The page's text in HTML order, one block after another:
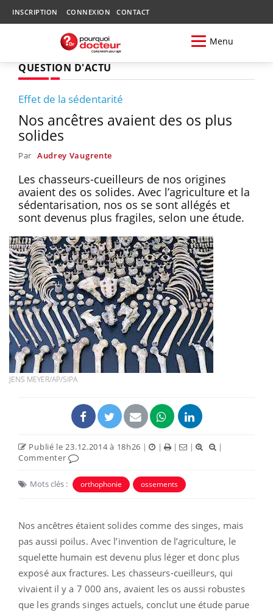
INSCRIPTION CONNEXION CONTACT
Menu
QUESTION D'ACTU
Effet de la sédentarité
Nos ancêtres avaient des os plus
solides
Par Audrey Vaugrente
Les chasseurs-cueilleurs de nos origines
avaient des os solides. Avec l’agriculture et la
sédentarisation, nos os se sont allégés et
sont devenus plus fragiles, selon une étude.
JENS MEYER/AP/SIPA
Publié le 23.12.2014 à 18h26 | | | |
|
Commenter
Mots clés : orthophonie ossements
Nos ancêtres étaient solides comme des singes, mais
pas aussi poilus. Avec l’invention de l’agriculture, le
squelette humain est devenu plus léger et donc plus
exposé aux fractures. Les chasseurs-cueilleurs, qui
vivaient il y a 7 000 ans, avaient les os aussi robustes
que les grands singes actuels, conclut une étude parue